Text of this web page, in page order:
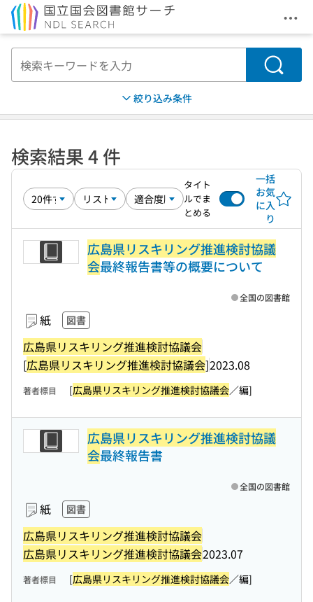
メ
検索
絞り込み条件
検索結果 4 件
タイト
ルでま
とめる
一括
お気
に入
り
広島県リスキリング推進検討協議
会最終報告書等の概要について
紙 図書
広島県リスキリング推進検討協議会
[広島県リスキリング推進検討協議会]2023.08
全国の図書館
著者標目 [広島県リスキリング推進検討協議会／編]
広島県リスキリング推進検討協議
会最終報告書
紙 図書
広島県リスキリング推進検討協議会
広島県リスキリング推進検討協議会2023.07
全国の図書館
著者標目 [広島県リスキリング推進検討協議会／編]